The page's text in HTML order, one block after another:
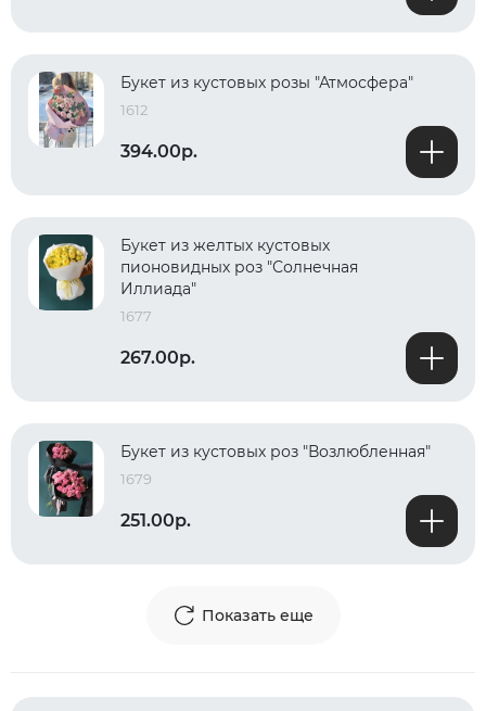
Букет из кустовых розы "Атмосфера"
1612
394.00р.
Букет из желтых кустовых
пионовидных роз "Солнечная
Иллиада"
1677
267.00р.
Букет из кустовых роз "Возлюбленная"
1679
251.00р.
Показать еще